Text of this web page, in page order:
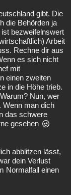
gibt. Die
die Behörden ja
bezweifelnswert
Arbeit
Rechne dir aus
es sich nicht
mit
einen zweiten
in die Höhe trieb.
Nun, wer
Wenn man dich
das schwere
gesehen
abblitzen lässt,
dein Verlust
Normalfall einen